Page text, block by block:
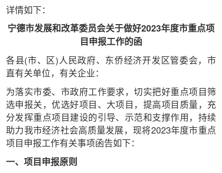
详情如下：
宁德市发展和改革委员会关于做好2023年度市重点项
目申报工作的函
各县(市、区)人民政府、东侨经济开发区管委会，市
直有关单位，有关企业：
为落实市委、市政府工作要求，切实把好重点项目筛
选申报关，优选好项目、大项目，提高项目质量，充
分发挥重点项目建设的引导、示范和支撑作用，持续
助力我市经济社会高质量发展，现将2023年度市重点
项目申报工作有关事项函告如下：
一、项目申报原则